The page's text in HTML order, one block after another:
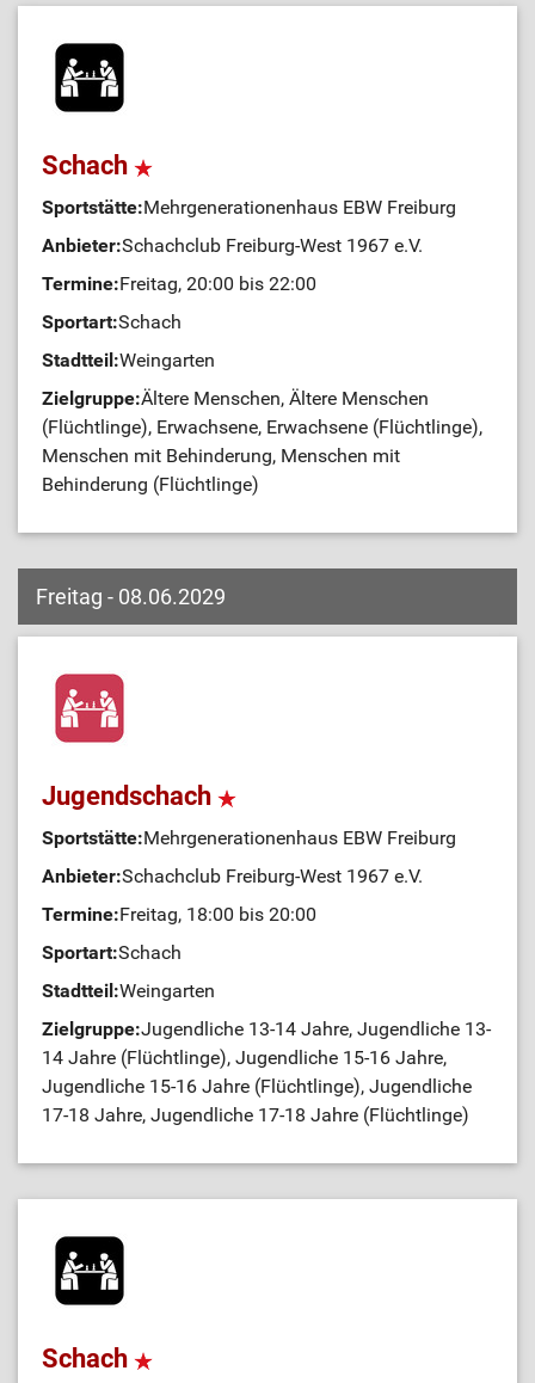
Schach
Sportstätte:Mehrgenerationenhaus EBW Freiburg
Anbieter:Schachclub Freiburg-West 1967 e.V.
Termine:Freitag, 20:00 bis 22:00
Sportart:Schach
Stadtteil:Weingarten
Zielgruppe:Ältere Menschen, Ältere Menschen
(Flüchtlinge), Erwachsene, Erwachsene (Flüchtlinge),
Menschen mit Behinderung, Menschen mit
Behinderung (Flüchtlinge)
Freitag - 08.06.2029
Jugendschach
Sportstätte:Mehrgenerationenhaus EBW Freiburg
Anbieter:Schachclub Freiburg-West 1967 e.V.
Termine:Freitag, 18:00 bis 20:00
Sportart:Schach
Stadtteil:Weingarten
Zielgruppe:Jugendliche 13-14 Jahre, Jugendliche 13-
14 Jahre (Flüchtlinge), Jugendliche 15-16 Jahre,
Jugendliche 15-16 Jahre (Flüchtlinge), Jugendliche
17-18 Jahre, Jugendliche 17-18 Jahre (Flüchtlinge)
Schach